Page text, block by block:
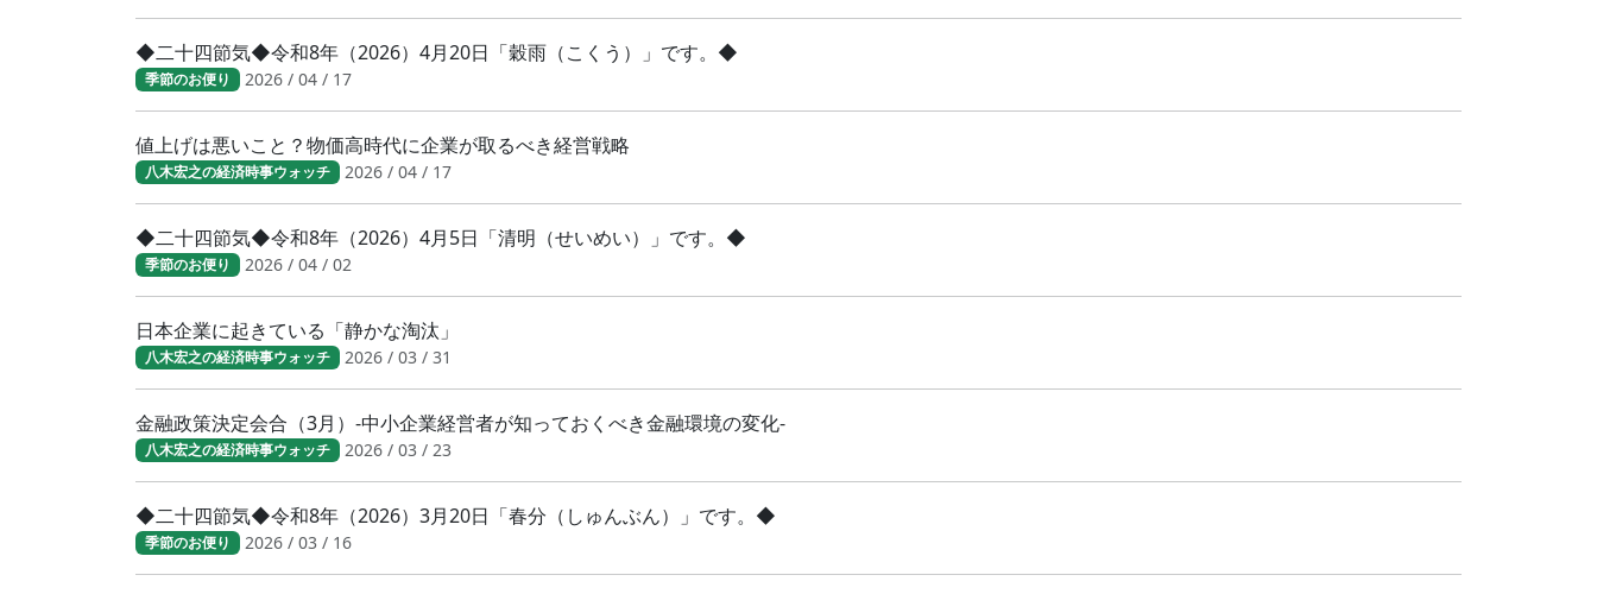
◆二十四節気◆令和8年（2026）4月20日「穀雨（こくう）」です。◆
季節のお便り 2026 / 04 / 17
値上げは悪いこと？物価高時代に企業が取るべき経営戦略
八木宏之の経済時事ウォッチ 2026 / 04 / 17
◆二十四節気◆令和8年（2026）4月5日「清明（せいめい）」です。◆
季節のお便り 2026 / 04 / 02
日本企業に起きている「静かな淘汰」
八木宏之の経済時事ウォッチ 2026 / 03 / 31
金融政策決定会合（3月）-中小企業経営者が知っておくべき金融環境の変化-
八木宏之の経済時事ウォッチ 2026 / 03 / 23
◆二十四節気◆令和8年（2026）3月20日「春分（しゅんぶん）」です。◆
季節のお便り 2026 / 03 / 16